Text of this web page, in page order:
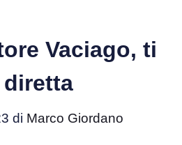
Vaciago, ti
di Marco Giordano